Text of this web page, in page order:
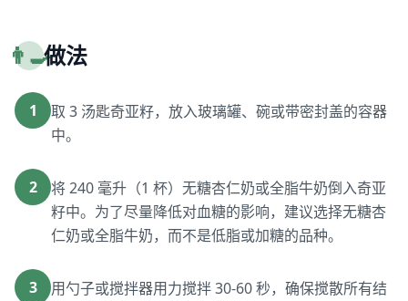
👨‍🍳做法
1
取 3 汤匙奇亚籽，放入玻璃罐、碗或带密封盖的容器
中。
2
将 240 毫升（1 杯）无糖杏仁奶或全脂牛奶倒入奇亚
籽中。为了尽量降低对血糖的影响，建议选择无糖杏
仁奶或全脂牛奶，而不是低脂或加糖的品种。
3
用勺子或搅拌器用力搅拌 30-60 秒，确保搅散所有结